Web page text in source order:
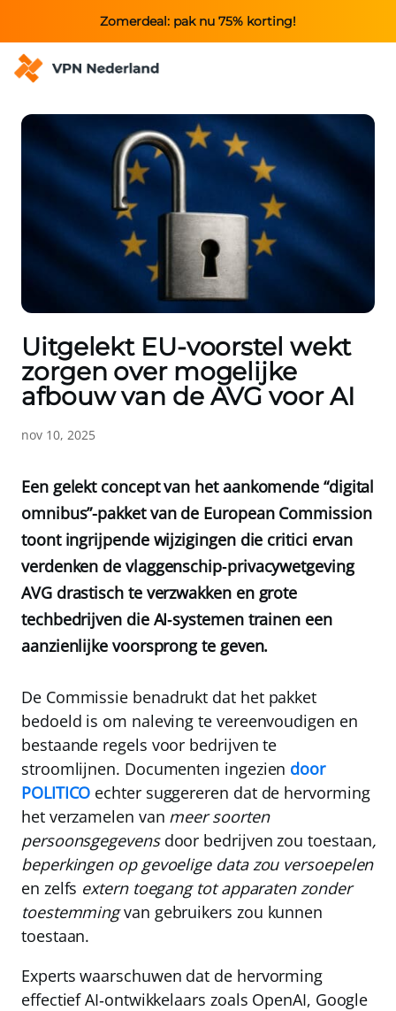
Zomerdeal: pak nu 75% korting!
Uitgelekt EU-voorstel wekt
zorgen over mogelijke
afbouw van de AVG voor AI
nov 10, 2025
Een gelekt concept van het aankomende “digital
omnibus”-pakket van de European Commission
toont ingrijpende wijzigingen die critici ervan
verdenken de vlaggenschip‑privacywetgeving
AVG drastisch te verzwakken en grote
techbedrijven die AI‑systemen trainen een
aanzienlijke voorsprong te geven.
De Commissie benadrukt dat het pakket
bedoeld is om naleving te vereenvoudigen en
bestaande regels voor bedrijven te
stroomlijnen. Documenten ingezien door
POLITICO echter suggereren dat de hervorming
het verzamelen van meer soorten
persoonsgegevensdoor bedrijven zou toestaan,
beperkingen op gevoelige data zou versoepelen
en zelfs extern toegang tot apparaten zonder
toestemmingvan gebruikers zou kunnen
toestaan.
Experts waarschuwen dat de hervorming
effectief AI‑ontwikkelaars zoals OpenAI, Google